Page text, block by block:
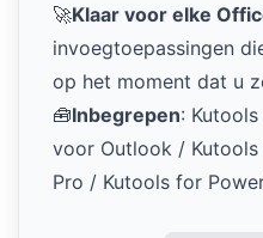
🚀Klaar voor elke
invoegtoepassingen
op het moment dat u
🧰Inbegrepen:
voor Outlook /
Pro / Kutools for